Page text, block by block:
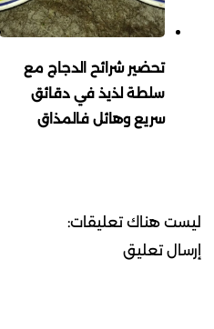
تحضير شرائح الدجاج مع
سلطة لذيذ في دقائق
سريع وهائل فالمذاق
ليست هناك تعليقات:
إرسال تعليق